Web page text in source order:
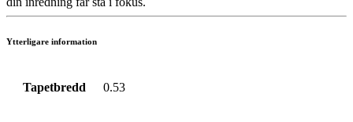
Ytterligare information
Tapetbredd 0.53